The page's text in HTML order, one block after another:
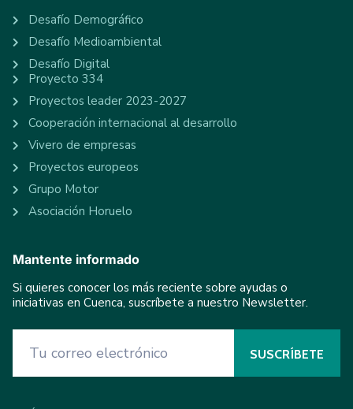
Desafío Demográfico
Desafío Medioambiental
Desafío Digital
Proyecto 334
Proyectos leader 2023-2027
Cooperación internacional al desarrollo
Vivero de empresas
Proyectos europeos
Grupo Motor
Asociación Horuelo
Mantente informado
Si quieres conocer los más reciente sobre ayudas o
iniciativas en Cuenca, suscríbete a nuestro Newsletter.